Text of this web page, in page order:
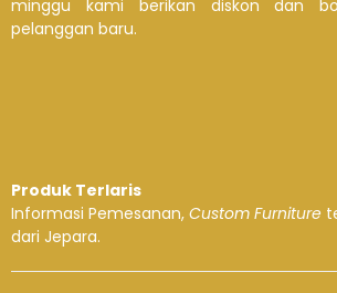
minggu kami berikan diskon dan
pelanggan baru.
Produk Terlaris
Informasi Pemesanan, Custom Furniture
dari Jepara.